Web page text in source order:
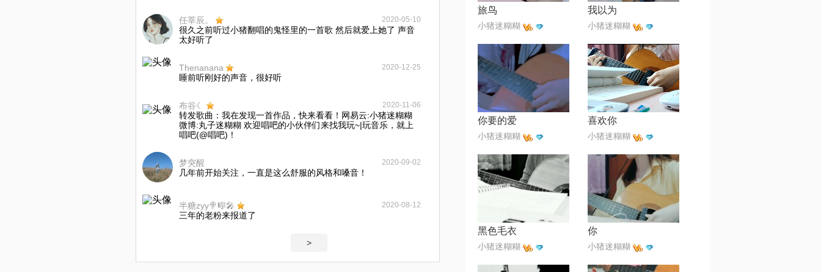
任莘辰。 2020-05-10
很久之前听过小猪翻唱的鬼怪里的一首歌 然后就爱上她了 声音
太好听了
Thenanana 2020-12-25
睡前听刚好的声音，很好听
布谷☾ 2020-11-06
转发歌曲：我在发现一首作品，快来看看！网易云:小猪迷糊糊
微博:丸子迷糊糊 欢迎唱吧的小伙伴们来找我玩~|玩音乐，就上
唱吧(@唱吧)！
梦突醒 2020-09-02
几年前开始关注，一直是这么舒服的风格和嗓音！
半糖zyy🍭🎼🎤 2020-08-12
三年的老粉来报道了
>
旅鸟
小猪迷糊糊
我以为
小猪迷糊糊
你要的爱
小猪迷糊糊
喜欢你
小猪迷糊糊
黑色毛衣
小猪迷糊糊
你
小猪迷糊糊